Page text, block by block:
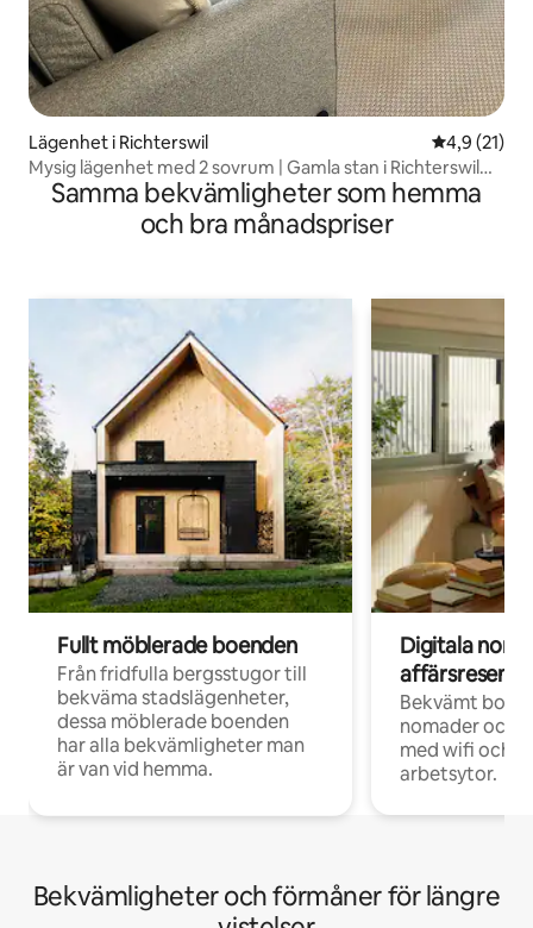
Lägenhet i Richterswil 4,9 av 5 i
4,9 (21)
Mysig lägenhet med 2 sovrum | Gamla stan i Richterswil
och utsikt över sjön
Samma bekvämligheter som hemma
och bra månadspriser
Fullt möblerade boenden
Från fridfulla bergsstugor till
bekväma stadslägenheter,
dessa möblerade boenden
har alla bekvämligheter man
är van vid hemma.
Digitala
Bekvämt
nomader och
med wifi och
arbetsytor.
Bekvämligheter och förmåner för längre